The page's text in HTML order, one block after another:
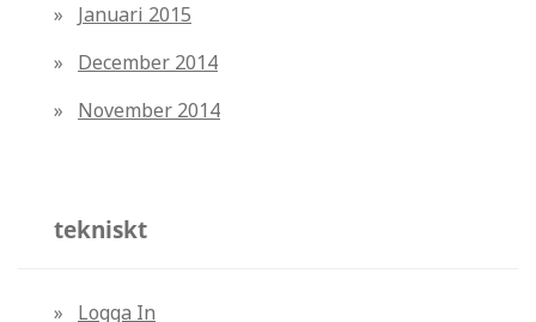
Januari 2015
December 2014
November 2014
tekniskt
Logga In